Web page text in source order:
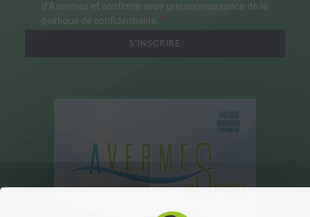
d'Avermes et confirme avoir pris connaissance de la
politique de confidentialité.
S'INSCRIRE